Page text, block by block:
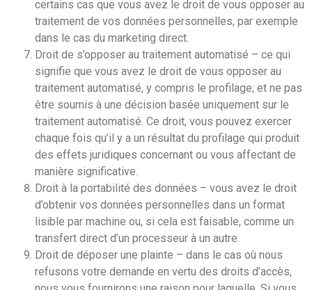
certains cas que vous avez le droit de vous opposer au
traitement de vos données personnelles, par exemple
dans le cas du marketing direct.
Droit de s’opposer au traitement automatisé – ce qui
signifie que vous avez le droit de vous opposer au
traitement automatisé, y compris le profilage; et ne pas
être soumis à une décision basée uniquement sur le
traitement automatisé. Ce droit, vous pouvez exercer
chaque fois qu’il y a un résultat du profilage qui produit
des effets juridiques concernant ou vous affectant de
manière significative.
Droit à la portabilité des données – vous avez le droit
d’obtenir vos données personnelles dans un format
lisible par machine ou, si cela est faisable, comme un
transfert direct d’un processeur à un autre.
Droit de déposer une plainte – dans le cas où nous
refusons votre demande en vertu des droits d’accès,